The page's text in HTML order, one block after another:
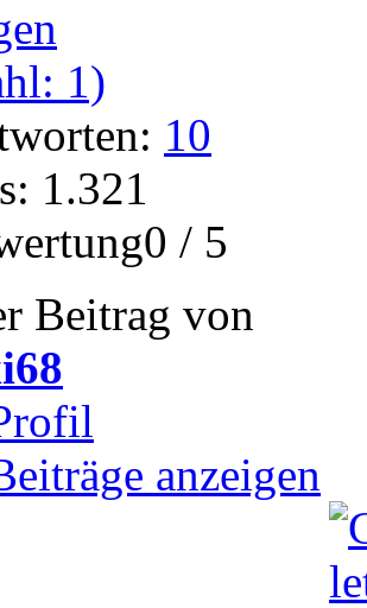
10
1.321
/ 5
Beitrag von
anzeigen